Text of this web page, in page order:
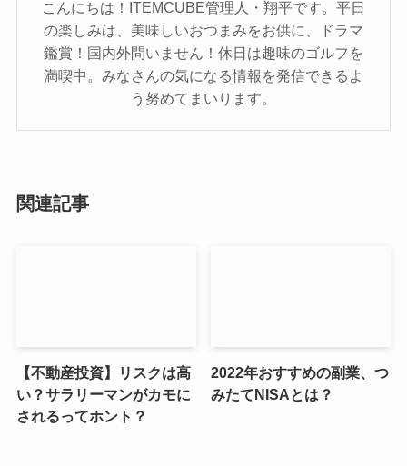
こんにちは！ITEMCUBE管理人・翔平です。平日
の楽しみは、美味しいおつまみをお供に、ドラマ
鑑賞！国内外問いません！休日は趣味のゴルフを
満喫中。みなさんの気になる情報を発信できるよ
う努めてまいります。
関連記事
【不動産投資】リスクは高
い？サラリーマンがカモに
されるってホント？
2022年おすすめの副業、つ
みたてNISAとは？